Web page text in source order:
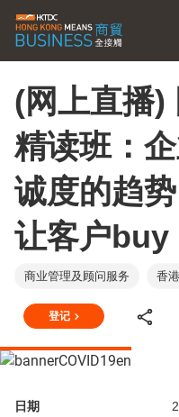
(网上直播)
精读班：
诚度的趋
让客户buy
商业管理及顾问服务 香港
登记
日期